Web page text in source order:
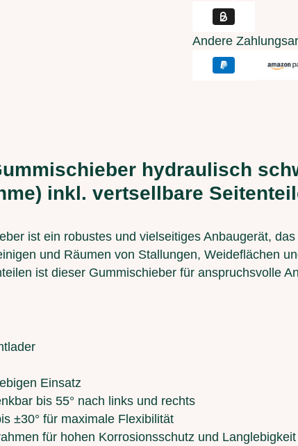
Andere
hydraulisch
inkl. vertsellbare
ist ein robustes und vielseitiges Anbaugerät,
und Räumen von Stallungen, Weideflächen
ist dieser Gummischieber für anspruchsvolle
Einsatz
bis 55° nach links und rechts
±30° für maximale Flexibilität
für hohen Korrosionsschutz und Langlebigkeit